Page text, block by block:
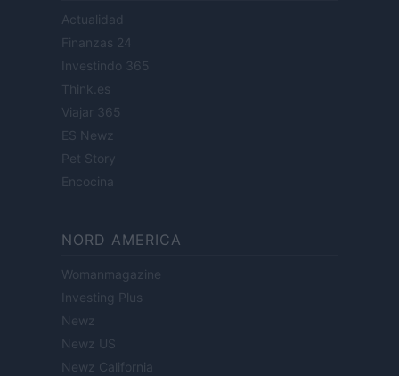
Actualidad
Finanzas 24
Investindo 365
Think.es
Viajar 365
ES Newz
Pet Story
Encocina
NORD AMERICA
Womanmagazine
Investing Plus
Newz
Newz US
Newz California